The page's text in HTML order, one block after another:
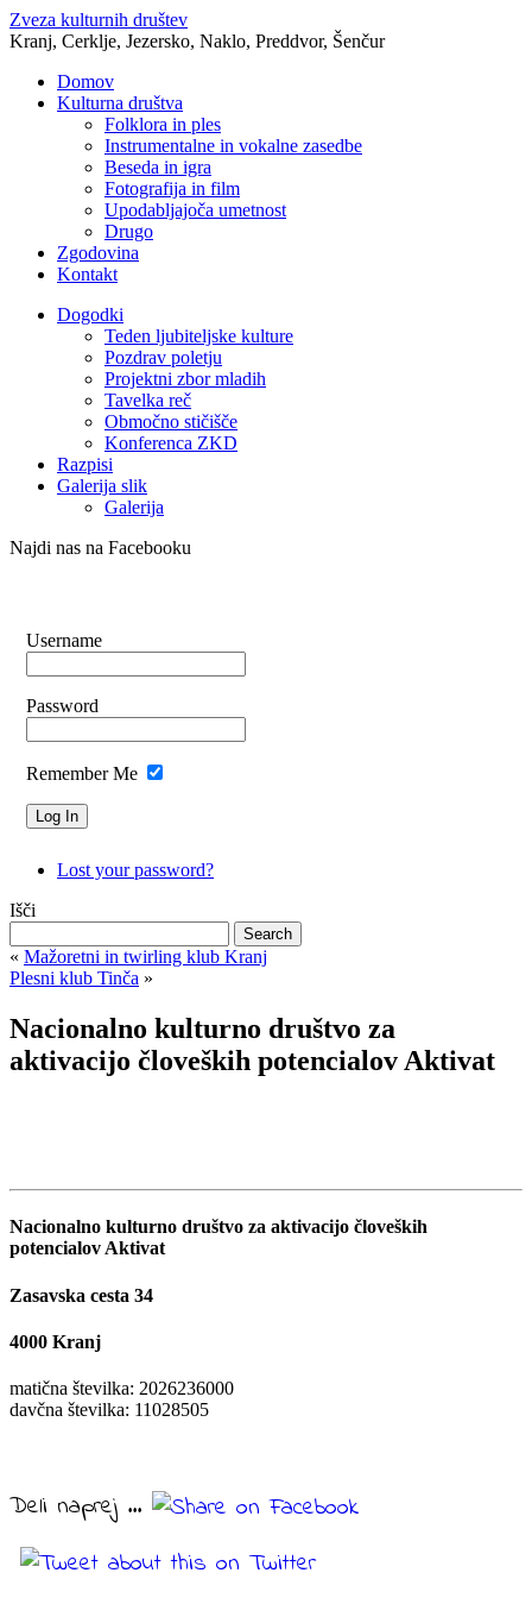
Zveza kulturnih društev
Kranj, Cerklje, Jezersko, Naklo, Preddvor, Šenčur
Domov
Kulturna društva
Folklora in ples
Instrumentalne in vokalne zasedbe
Beseda in igra
Fotografija in film
Upodabljajoča umetnost
Drugo
Zgodovina
Kontakt
Dogodki
Teden ljubiteljske kulture
Pozdrav poletju
Projektni zbor mladih
Tavelka reč
Območno stičišče
Konferenca ZKD
Razpisi
Galerija slik
Galerija
Najdi nas na Facebooku
Username
Password
Remember Me
Lost your password?
Išči
« Mažoretni in twirling klub Kranj
Plesni klub Tinča »
Nacionalno kulturno društvo za
aktivacijo človeških potencialov Aktivat
Nacionalno kulturno društvo za aktivacijo človeških
potencialov Aktivat
Zasavska cesta 34
4000 Kranj
matična številka: 2026236000
davčna številka: 11028505
Deli naprej ...